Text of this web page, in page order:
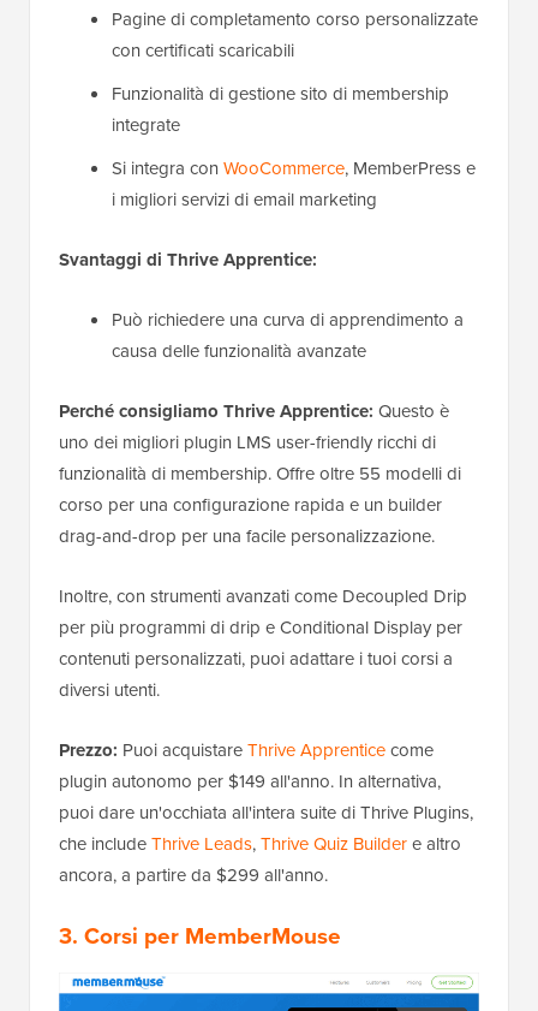
Pagine di completamento corso personalizzate
con certificati scaricabili
Funzionalità di gestione sito di membership
integrate
Si integra con WooCommerce, MemberPress e
i migliori servizi di email marketing
Svantaggi di Thrive Apprentice:
Può richiedere una curva di apprendimento a
causa delle funzionalità avanzate
Perché consigliamo Thrive Apprentice: Questo è
uno dei migliori plugin LMS user-friendly ricchi di
funzionalità di membership. Offre oltre 55 modelli di
corso per una configurazione rapida e un builder
drag-and-drop per una facile personalizzazione.
Inoltre, con strumenti avanzati come Decoupled Drip
per più programmi di drip e Conditional Display per
contenuti personalizzati, puoi adattare i tuoi corsi a
diversi utenti.
Prezzo: Puoi acquistareThrive Apprenticecome
plugin autonomo per $149 all'anno. In alternativa,
puoi dare un'occhiata all'intera suite di Thrive Plugins,
che includeThrive Leads,Thrive Quiz Buildere altro
ancora, a partire da $299 all'anno.
3. Corsi per MemberMouse